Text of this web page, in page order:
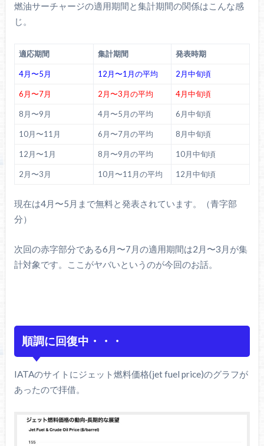
燃油サーチャージの適用期間と集計期間の関係はこんな感
じ。
適応期間 集計期間 発表時期
4月〜5月 12月〜1月の平均 2月中旬頃
6月〜7月 2月〜3月の平均 4月中旬頃
8月〜9月 4月〜5月の平均 6月中旬頃
10月〜11月 6月〜7月の平均 8月中旬頃
12月〜1月 8月〜9月の平均 10月中旬頃
2月〜3月 10月〜11月の平均 12月中旬頃
現在は4月〜5月まで無料と発表されています。（青字部
分）
次回の赤字部分である6月〜7月の適用期間は2月〜3月が集
計対象です。ここがヤバいというのが今回のお話。
順調に回復中・・・
IATAのサイトにジェット燃料価格(jet fuel price)のグラフが
あったので拝借。